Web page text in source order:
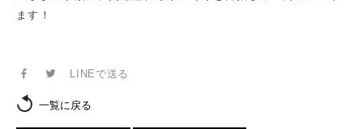
ます！
LINEで送る
一覧に戻る